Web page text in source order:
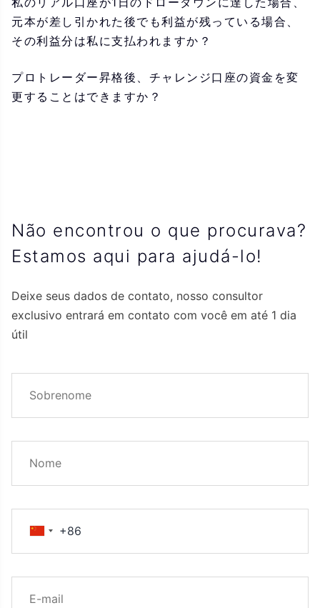
元本が差し引かれた後でも利益が残っている場合、
その利益分は私に支払われますか？
プロトレーダー昇格後、チャレンジ口座の資金を変
更することはできますか？
Não encontrou o que procurava?
Estamos aqui para ajudá-lo!
Deixe seus dados de contato, nosso consultor
exclusivo entrará em contato com você em até 1 dia
útil